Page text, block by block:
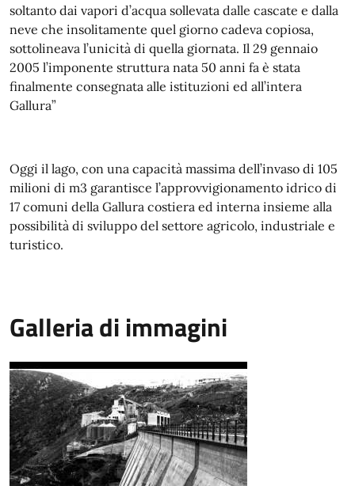
soltanto dai vapori d’acqua sollevata dalle cascate e dalla
neve che insolitamente quel giorno cadeva copiosa,
sottolineava l’unicità di quella giornata. Il 29 gennaio
2005 l’imponente struttura nata 50 anni fa è stata
finalmente consegnata alle istituzioni ed all’intera
Gallura”
Oggi il lago, con una capacità massima dell’invaso di 105
milioni di m3 garantisce l’approvvigionamento idrico di
17 comuni della Gallura costiera ed interna insieme alla
possibilità di sviluppo del settore agricolo, industriale e
turistico.
Galleria di immagini